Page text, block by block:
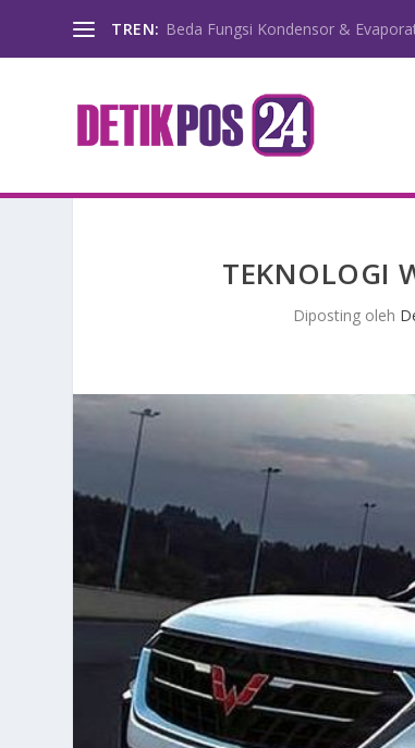
TREN: Beda Fungsi Kondensor &
TEKNOLOGI
Diposting oleh